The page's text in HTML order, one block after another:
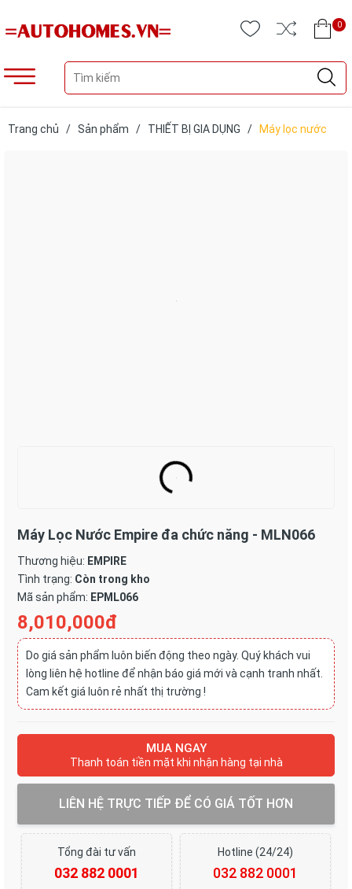
0
Trang chủ / Sản phẩm / THIẾT BỊ GIA DỤNG / Máy lọc nước
Máy Lọc Nước Empire đa chức năng - MLN066
Thương hiệu: EMPIRE
Tình trạng: Còn trong kho
Mã sản phẩm: EPML066
8,010,000đ
Do giá sản phẩm luôn biến động theo ngày. Quý khách vui
lòng liên hệ hotline để nhận báo giá mới và cạnh tranh nhất.
Cam kết giá luôn rẻ nhất thị trường !
MUA NGAY
Thanh toán tiền mặt khi nhận hàng tại nhà
LIÊN HỆ TRỰC TIẾP ĐỂ CÓ GIÁ TỐT HƠN
Tổng đài tư vấn
032 882 0001
Hotline (24/24)
032 882 0001